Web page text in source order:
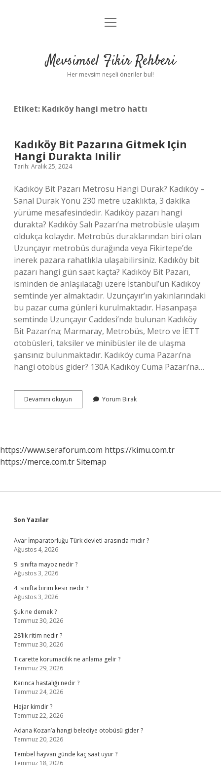
Anasayfa
Yasal Uyarı
menüyü
Mevsimsel Fikir Rehberi
Her mevsim neşeli öneriler bul!
Etiket: Kadıköy hangi metro hattı
Kadıköy Bit Pazarına Gitmek Için
Hangi Durakta Inilir
Tarih: Aralık 25, 2024
Kadıköy Bit Pazarı Metrosu Hangi Durak? Kadıköy –
Sanal Durak Yönü 230 metre uzaklıkta, 3 dakika
yürüme mesafesindedir. Kadıköy pazarı hangi
durakta? Kadıköy Salı Pazarı’na metrobüsle ulaşım
oldukça kolaydır. Metrobüs duraklarından biri olan
Uzunçayır metrobüs durağında veya Fikirtepe’de
inerek pazara rahatlıkla ulaşabilirsiniz. Kadıköy bit
pazarı hangi gün saat kaçta? Kadıköy Bit Pazarı,
isminden de anlaşılacağı üzere İstanbul’un Kadıköy
semtinde yer almaktadır. Uzunçayır’ın yakınlarındaki
bu pazar cuma günleri kurulmaktadır. Hasanpaşa
semtinde Uzunçayır Caddesi’nde bulunan Kadıköy
Bit Pazarı’na; Marmaray, Metrobüs, Metro ve İETT
otobüsleri, taksiler ve minibüsler ile de ulaşma
şansınız bulunmaktadır. Kadıköy cuma Pazarı’na
hangi otobüs gider? 130A Kadıköy Cuma Pazarı’na…
Devamını okuyun Kadıköy
Bit
Durakta
Inilir
Yorum Bırak
https://www.seraforum.com https://kimu.com.tr
https://merce.com.trSitemap
Sidebar
Son Yazılar
Avar İmparatorluğu Türk devleti arasında mıdır ?
Ağustos 4, 2026
9. sınıfta mayoz nedir ?
Ağustos 3, 2026
4. sınıfta birim kesir nedir ?
Ağustos 3, 2026
Şuk ne demek ?
Temmuz 30, 2026
28’lik ritim nedir ?
Temmuz 30, 2026
Ticarette korumacilik ne anlama gelir ?
Temmuz 29, 2026
Karınca hastalığı nedir ?
Temmuz 24, 2026
Hejar kimdir ?
Temmuz 22, 2026
Adana Kozan’a hangi belediye otobüsü gider ?
Temmuz 20, 2026
Tembel hayvan günde kaç saat uyur ?
Temmuz 18, 2026